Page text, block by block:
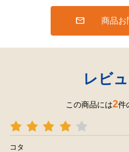
商品お
レビ
この商品には2件
コタ